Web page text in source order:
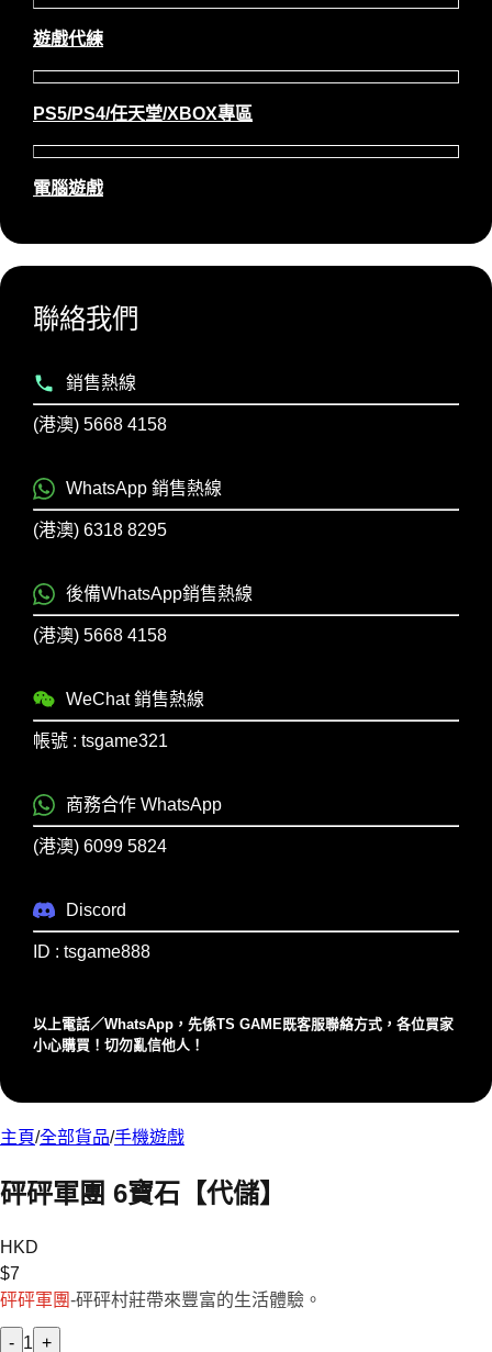
遊戲代練
PS5/PS4/任天堂/XBOX專區
電腦遊戲
聯絡我們
銷售熱線
(港澳) 5668 4158
WhatsApp 銷售熱線
(港澳) 6318 8295
後備WhatsApp銷售熱線
(港澳) 5668 4158
WeChat 銷售熱線
帳號 : tsgame321
商務合作 WhatsApp
(港澳) 6099 5824
Discord
ID : tsgame888
以上電話／WhatsApp，先係TS GAME既客服聯絡⽅式，各位買家
⼩⼼購買！切勿亂信他⼈！
主頁/全部貨品/手機遊戲
砰砰軍團 6寶石【代儲】
HKD
$7
砰砰軍團-砰砰村莊帶來豐富的生活體驗。
- 1 +